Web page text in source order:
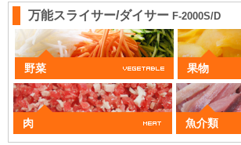
万能スライサー/ダイサー F-2000S/D
野菜 果物
肉 魚介類